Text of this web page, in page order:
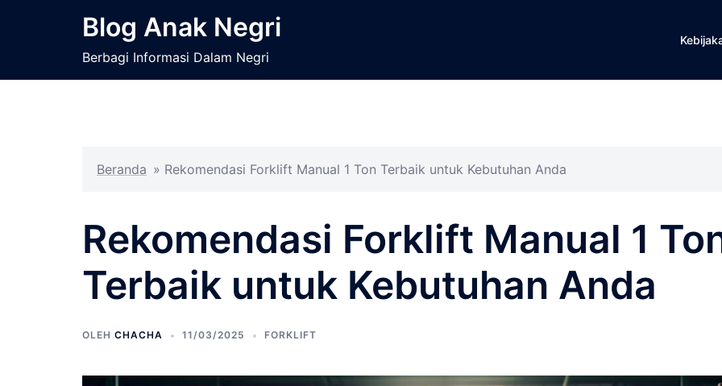
Blog Anak Negri
Berbagi Informasi Dalam Negri
Beranda » Rekomendasi Forklift Manual 1 Ton Terbaik untuk Kebutuhan Anda
Rekomendasi Forklift Manual 1
Terbaik untuk Kebutuhan Anda
OLEH CHACHA 11/03/2025 FORKLIFT